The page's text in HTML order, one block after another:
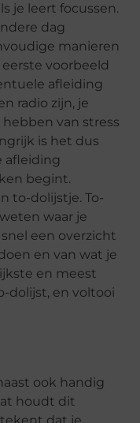
je leert focussen.
dag
manieren
voorbeeld
afleiding
radio zijn, je
van stress
is het dus
afleiding
begint.
to-dolijstje. To-
waar je
een overzicht
en van wat je
en meest
dolijst, en voltooi
ook handig
houdt dit